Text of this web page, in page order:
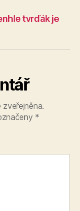
tvrďák je
*